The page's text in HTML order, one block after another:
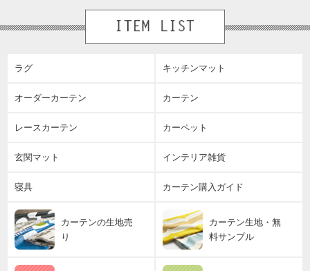
ラグ キッチンマット
オーダーカーテン カーテン
レースカーテン カーペット
玄関マット インテリア雑貨
寝具 カーテン購入ガイド
カーテンの生地売
り
カーテン生地・無
料サンプル